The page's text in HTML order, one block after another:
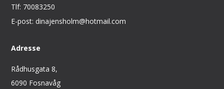
Tlf: 70083250
E-post: dinajensholm@hotmail.com
Adresse
Rådhusgata 8,
6090 Fosnavåg